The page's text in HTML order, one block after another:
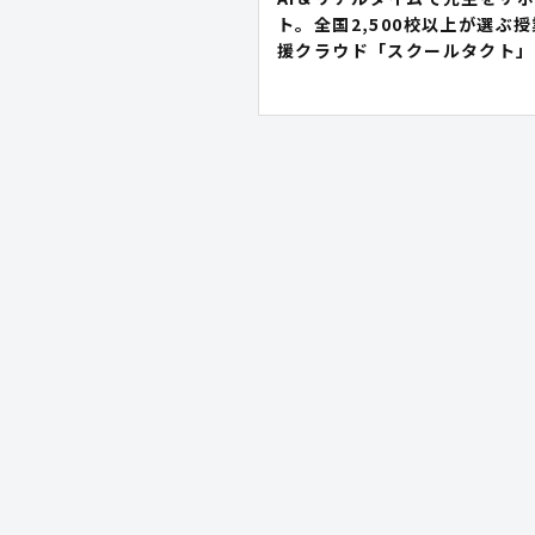
ト。全国2,500校以上が選ぶ
援クラウド「スクールタクト」